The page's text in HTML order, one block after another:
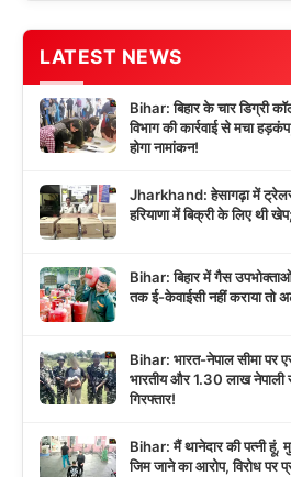
LATEST NEWS
Bihar: बिहार के चार डिग्री
विभाग की कार्रवाई से मचा
होगा नामांकन!
Jharkhand: हेसागढ़ा में
हरियाणा में बिक्री के लिए थी
Bihar: बिहार में गैस
तक ई-केवाईसी नहीं कराया तो
Bihar: भारत-नेपाल सीमा पर
भारतीय और 1.30 लाख नेपाली
गिरफ्तार!
Bihar: मैं थानेदार की पत्नी हूं,
जिम जाने का आरोप, विरोध पर